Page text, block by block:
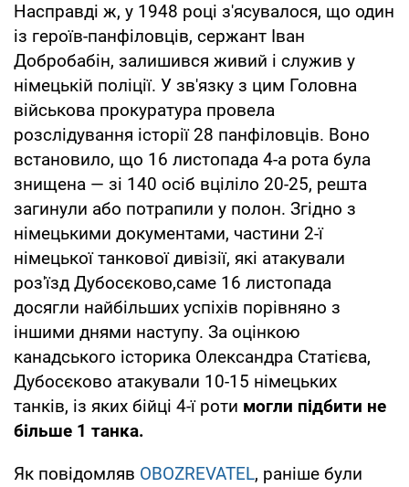
Насправді ж, у 1948 році з'ясувалося, що один
із героїв-панфіловців, сержант Іван
Добробабін, залишився живий і служив у
німецькій поліції. У зв'язку з цим Головна
військова прокуратура провела
розслідування історії 28 панфіловців. Воно
встановило, що 16 листопада 4-а рота була
знищена — зі 140 осіб вціліло 20-25, решта
загинули або потрапили у полон. Згідно з
німецькими документами, частини 2-ї
німецької танкової дивізії, які атакували
роз'їзд Дубосєково,саме 16 листопада
досягли найбільших успіхів порівняно з
іншими днями наступу. За оцінкою
канадського історика Олександра Статієва,
Дубосєково атакували 10-15 німецьких
танків, із яких бійці 4-ї роти могли підбити не
більше 1 танка.
Як повідомляв OBOZREVATEL, раніше були